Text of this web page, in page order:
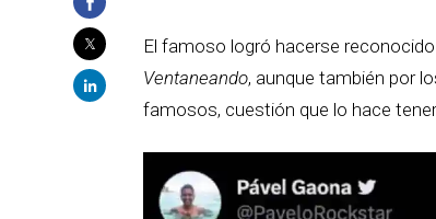
El famoso logró hacerse
Ventaneando, aunque también por
famosos, cuestión que lo hace